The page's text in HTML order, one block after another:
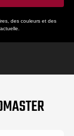
des couleurs et des